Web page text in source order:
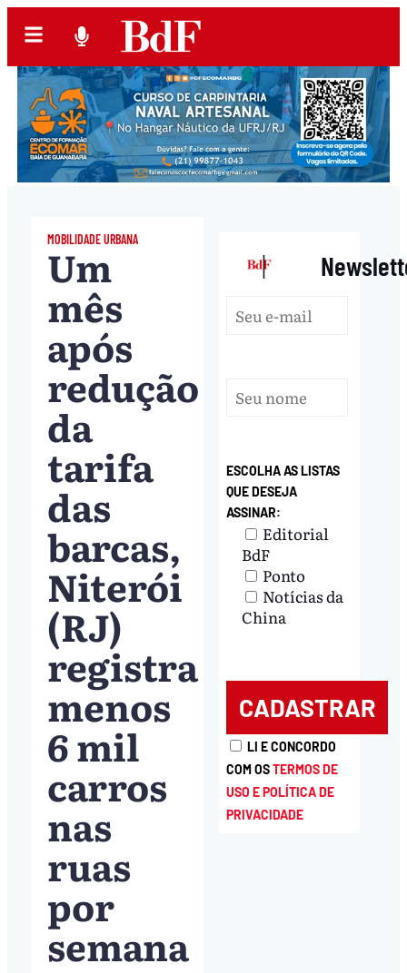
MOBILIDADE URBANA
Um
mês
após
redução
da
tarifa
das
barcas,
Niterói
(RJ)
registra
menos
6 mil
carros
nas
ruas
por
semana
|
ESCOLHA AS LISTAS
QUE DESEJA
ASSINAR:
Editorial
BdF
Ponto
Notícias da
China
LI E CONCORDO
COM OSTERMOS DE
USO E POLÍTICA DE
PRIVACIDADE